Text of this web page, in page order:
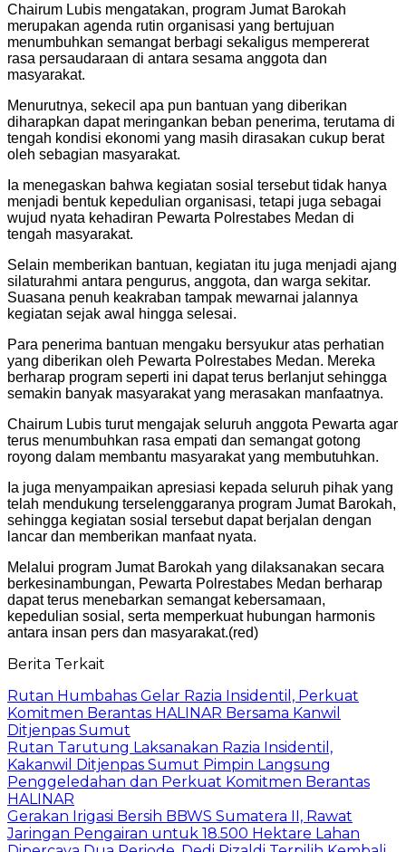
Chairum Lubis mengatakan, program Jumat Barokah
merupakan agenda rutin organisasi yang bertujuan
menumbuhkan semangat berbagi sekaligus mempererat
rasa persaudaraan di antara sesama anggota dan
masyarakat.
Menurutnya, sekecil apa pun bantuan yang diberikan
diharapkan dapat meringankan beban penerima, terutama di
tengah kondisi ekonomi yang masih dirasakan cukup berat
oleh sebagian masyarakat.
Ia menegaskan bahwa kegiatan sosial tersebut tidak hanya
menjadi bentuk kepedulian organisasi, tetapi juga sebagai
wujud nyata kehadiran Pewarta Polrestabes Medan di
tengah masyarakat.
Selain memberikan bantuan, kegiatan itu juga menjadi ajang
silaturahmi antara pengurus, anggota, dan warga sekitar.
Suasana penuh keakraban tampak mewarnai jalannya
kegiatan sejak awal hingga selesai.
Para penerima bantuan mengaku bersyukur atas perhatian
yang diberikan oleh Pewarta Polrestabes Medan. Mereka
berharap program seperti ini dapat terus berlanjut sehingga
semakin banyak masyarakat yang merasakan manfaatnya.
Chairum Lubis turut mengajak seluruh anggota Pewarta agar
terus menumbuhkan rasa empati dan semangat gotong
royong dalam membantu masyarakat yang membutuhkan.
Ia juga menyampaikan apresiasi kepada seluruh pihak yang
telah mendukung terselenggaranya program Jumat Barokah,
sehingga kegiatan sosial tersebut dapat berjalan dengan
lancar dan memberikan manfaat nyata.
Melalui program Jumat Barokah yang dilaksanakan secara
berkesinambungan, Pewarta Polrestabes Medan berharap
dapat terus menebarkan semangat kebersamaan,
kepedulian sosial, serta memperkuat hubungan harmonis
antara insan pers dan masyarakat.(red)
Berita Terkait
Rutan Humbahas Gelar Razia Insidentil, Perkuat
Komitmen Berantas HALINAR Bersama Kanwil
Ditjenpas Sumut
Rutan Tarutung Laksanakan Razia Insidentil,
Kakanwil Ditjenpas Sumut Pimpin Langsung
Penggeledahan dan Perkuat Komitmen Berantas
HALINAR
Gerakan Irigasi Bersih BBWS Sumatera II, Rawat
Jaringan Pengairan untuk 18.500 Hektare Lahan